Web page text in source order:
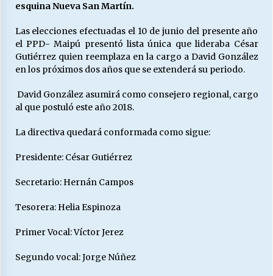
23/06/2026
VOLVER A SER ALTERNATIVA
16/06/2026
MUNICIPALIDADES, HONORARIOS, DESPIDOS
Releyendo la Rerum Novarum a 135 años. “La
16/05/2026
Nuestras Almas)
30/04/2026
esquina Nueva San Martín.
Las elecciones efectuadas el 10 de junio del presente año
el PPD- Maipú presentó lista única que lideraba César
Gutiérrez quien reemplaza en la cargo a David González
en los próximos dos años que se extenderá su periodo.
David González asumirá como consejero regional, cargo
al que postuló este año 2018.
La directiva quedará conformada como sigue:
Presidente: César Gutiérrez
Secretario: Hernán Campos
Tesorera: Helia Espinoza
Primer Vocal: Víctor Jerez
Segundo vocal: Jorge Núñez